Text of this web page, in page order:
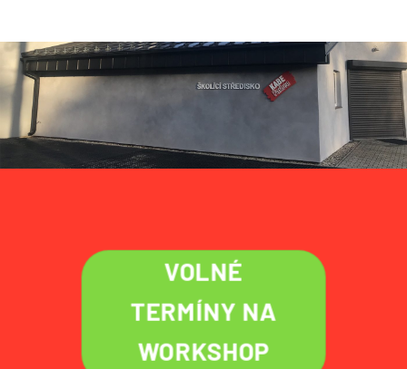
VOLNÉ
TERMÍNY NA
WORKSHOP